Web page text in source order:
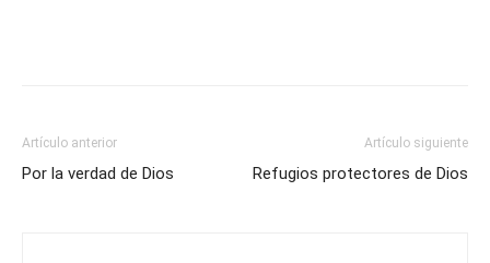
Artículo anterior
Por la verdad de Dios
Artículo siguiente
Refugios protectores de Dios